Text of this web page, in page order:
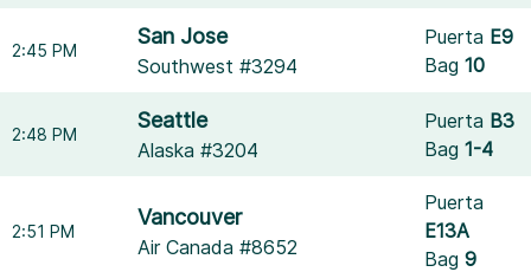
2:45 PM
San Jose
Southwest #3294
Puerta E9
Bag10
2:48 PM
Seattle
Alaska #3204
Puerta B3
Bag1-4
2:51 PM
Vancouver
Air Canada #8652
Puerta
E13A
Bag9